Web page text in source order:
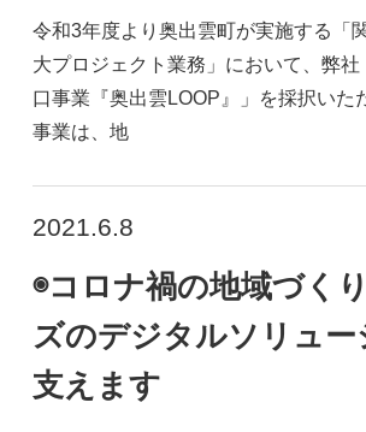
令和3年度より奥出雲町が実施する「
大プロジェクト業務」において、弊社
口事業『奥出雲LOOP』」を採択いた
事業は、地
2021.6.8
◉コロナ禍の地域づく
ズのデジタルソリュ
支えます